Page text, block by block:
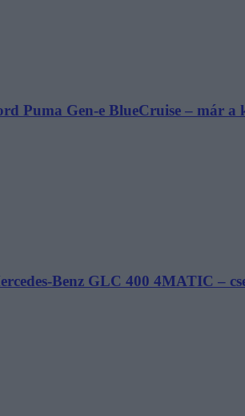
Puma Gen-e BlueCruise – már a
Benz GLC 400 4MATIC –